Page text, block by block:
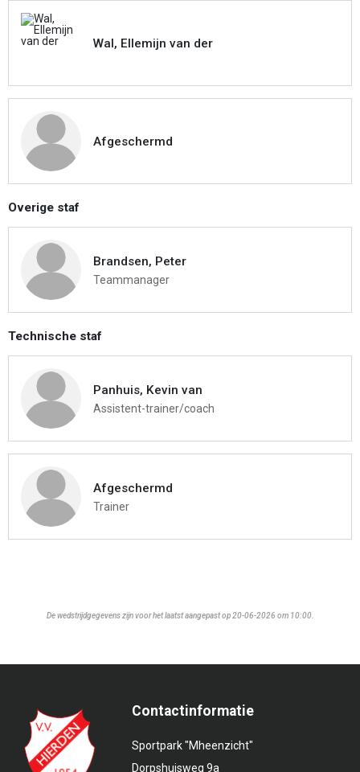
Wal, Ellemijn van der
Afgeschermd
Overige staf
Brandsen, Peter
Teammanager
Technische staf
Panhuis, Kevin van
Assistent-trainer/coach
Afgeschermd
Trainer
De wedstrijdgegevens zijn voor het laatst aangepast op 20-06-2026 om 10:00.
Contactinformatie
Sportpark "Mheenzicht"
Dorpshuisweg 9a